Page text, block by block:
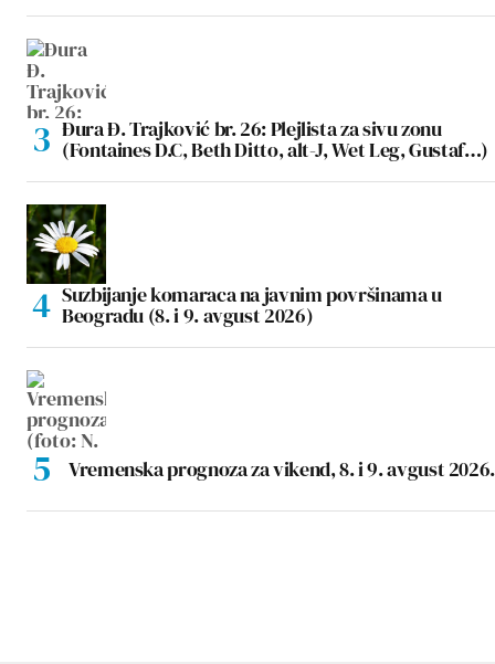
Đura Đ. Trajković br. 26: Plejlista za sivu zonu
(Fontaines D.C, Beth Ditto, alt-J, Wet Leg, Gustaf…)
Suzbijanje komaraca na javnim površinama u
Beogradu (8. i 9. avgust 2026)
Vremenska prognoza za vikend, 8. i 9. avgust 2026.